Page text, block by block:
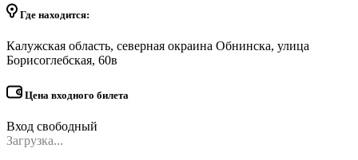
Где находится:
Калужская область, северная окраина Обнинска, улица
Борисоглебская, 60в
Цена входного билета
Вход свободный
Загрузка...